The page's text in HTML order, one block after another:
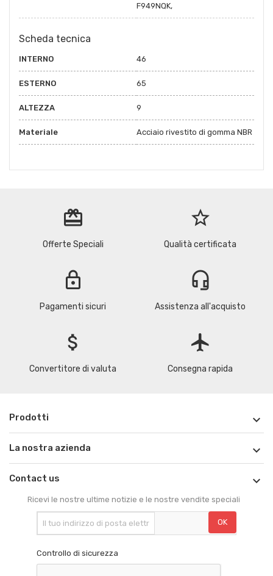
F949NQK,
Scheda tecnica
INTERNO 46
ESTERNO 65
ALTEZZA 9
Materiale Acciaio rivestito di gomma NBR
redeem
Offerte Speciali
star_border
Qualità certificata
lock
Pagamenti sicuri
headset_mic
Assistenza all'acquisto
attach_money
Convertitore di valuta
flight
Consegna rapida
Prodotti 
La nostra azienda 
Contact us 
Ricevi le nostre ultime notizie e le nostre vendite speciali
Controllo di sicurezza